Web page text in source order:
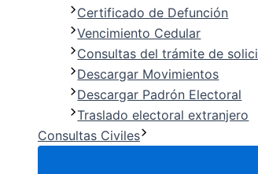
Certificado de Defunción
Vencimiento Cedular
Consultas del trámite de
Descargar Movimientos
Descargar Padrón Electoral
Traslado electoral extranjero
Consultas Civiles